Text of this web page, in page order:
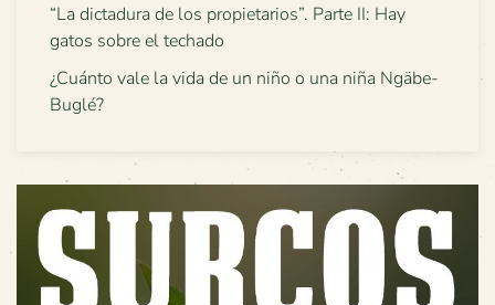
“La dictadura de los propietarios”. Parte II: Hay
gatos sobre el techado
¿Cuánto vale la vida de un niño o una niña Ngäbe-
Buglé?